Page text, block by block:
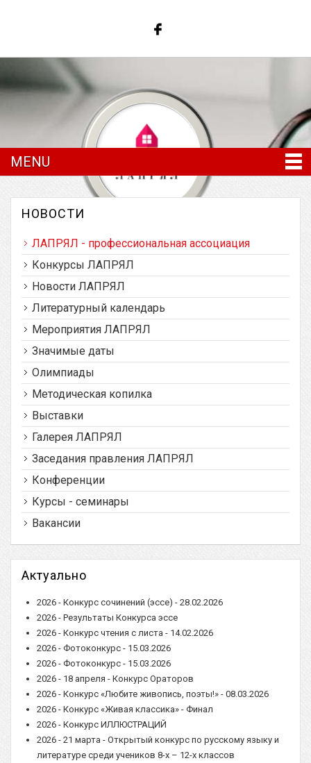
Латвийская ассоциация преподавателей
русского языка и литературы
MENU
НОВОСТИ
ЛАПРЯЛ - профессиональная ассоциация
Конкурсы ЛАПРЯЛ
Новости ЛАПРЯЛ
Литературный календарь
Мероприятия ЛАПРЯЛ
Значимые даты
Олимпиады
Методическая копилка
Выставки
Галерея ЛАПРЯЛ
Заседания правления ЛАПРЯЛ
Конференции
Курсы - семинары
Вакансии
Актуально
2026 - Конкурс сочинений (эссе) - 28.02.2026
2026 - Результаты Конкурса эссе
2026 - Конкурс чтения с листа - 14.02.2026
2026 - Фотоконкурс - 15.03.2026
2026 - Фотоконкурс - 15.03.2026
2026 - 18 апреля - Конкурс Ораторов
2026 - Конкурс «Любите живопись, поэты!» - 08.03.2026
2026 - Конкурс «Живая классика» - Финал
2026 - Конкурс ИЛЛЮСТРАЦИЙ
2026 - 21 марта - Открытый конкурс по русскому языку и
литературе среди учеников 8-х – 12-х классов